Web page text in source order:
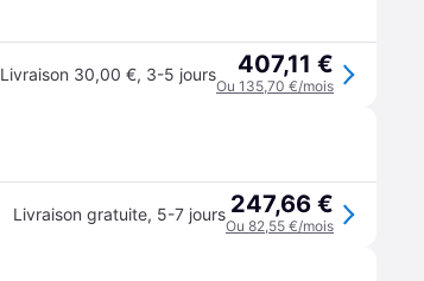
Livraison 30,00 €, 3-5 jours 407,11 €
Ou 135,70 €/mois
Livraison gratuite, 5-7 jours 247,66 €
Ou 82,55 €/mois